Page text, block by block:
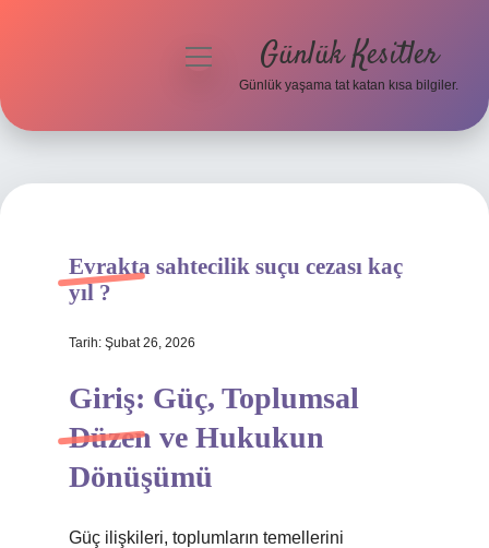
Hakkımızda
menüyü
Günlük Kesitler
Günlük yaşama tat katan kısa bilgiler.
Evrakta sahtecilik suçu cezası kaç
yıl ?
Tarih: Şubat 26, 2026
Giriş: Güç, Toplumsal
Düzen ve Hukukun
Dönüşümü
Güç ilişkileri, toplumların temellerini